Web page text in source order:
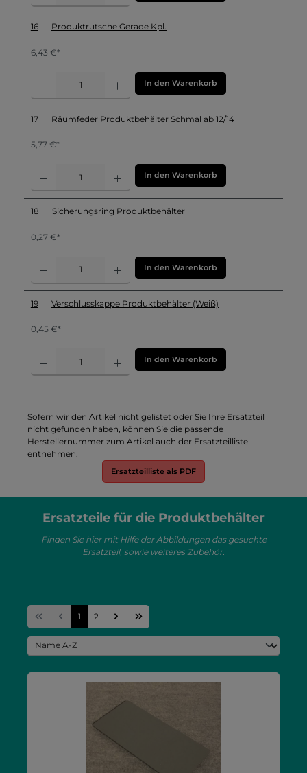
16 Produktrutsche Gerade Kpl.
6,43 €*
In den Warenkorb
17 Räumfeder Produktbehälter Schmal ab 12/14
5,77 €*
In den Warenkorb
18 Sicherungsring Produktbehälter
0,27 €*
In den Warenkorb
19 Verschlusskappe Produktbehälter (Weiß)
0,45 €*
In den Warenkorb
Sofern wir den Artikel nicht gelistet oder Sie Ihre Ersatzteil
nicht gefunden haben, können Sie die passende
Herstellernummer zum Artikel auch der Ersatzteilliste
entnehmen.
Ersatzteilliste als PDF
Ersatzteile für die Produktbehälter
Finden Sie hier mit Hilfe der Abbildungen das gesuchte
Ersatzteil, sowie weiteres Zubehör.
Seite
1 Seite
2